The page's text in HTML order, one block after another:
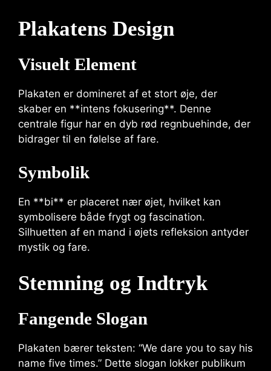
Plakatens Design
Visuelt Element
Plakaten er domineret af et stort øje, der
skaber en **intens fokusering**. Denne
centrale figur har en dyb rød regnbuehinde, der
bidrager til en følelse af fare.
Symbolik
En **bi** er placeret nær øjet, hvilket kan
symbolisere både frygt og fascination.
Silhuetten af en mand i øjets refleksion antyder
mystik og fare.
Stemning og Indtryk
Fangende Slogan
Plakaten bærer teksten: “We dare you to say his
name five times.” Dette slogan lokker publikum